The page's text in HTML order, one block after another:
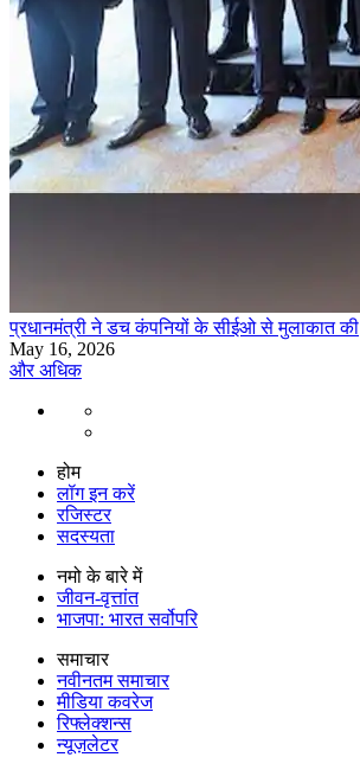
प्रधानमंत्री ने डच कंपनियों के सीईओ से मुलाकात की
May 16, 2026
और अधिक
होम
लॉग इन करें
रजिस्टर
सदस्यता
नमो के बारे में
जीवन-वृत्तांत
भाजपा: भारत सर्वोपरि
समाचार
नवीनतम समाचार
मीडिया कवरेज
रिफ्लेक्शन्स
न्यूज़लेटर